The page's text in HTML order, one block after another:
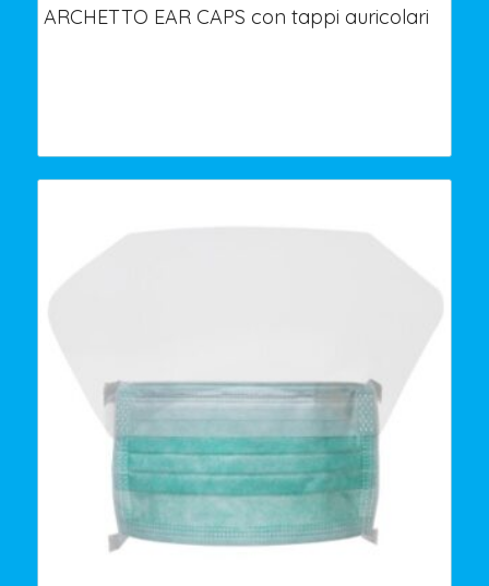
ARCHETTO EAR CAPS con tappi auricolari